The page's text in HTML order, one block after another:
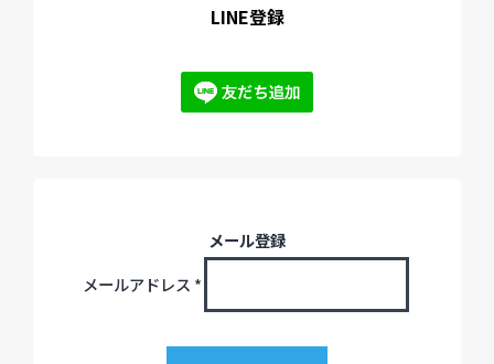
LINE登録
メール登録
メールアドレス *